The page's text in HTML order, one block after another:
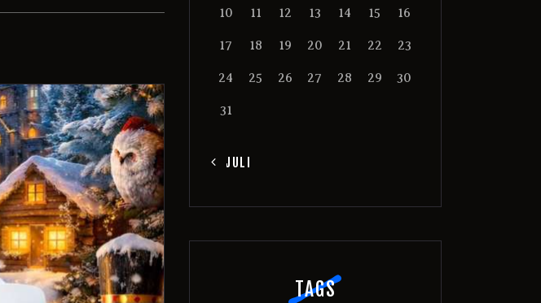
10 11 12 13 14 15 16
17 18 19 20 21 22 23
24 25 26 27 28 29 30
31
« JULI
TAGS